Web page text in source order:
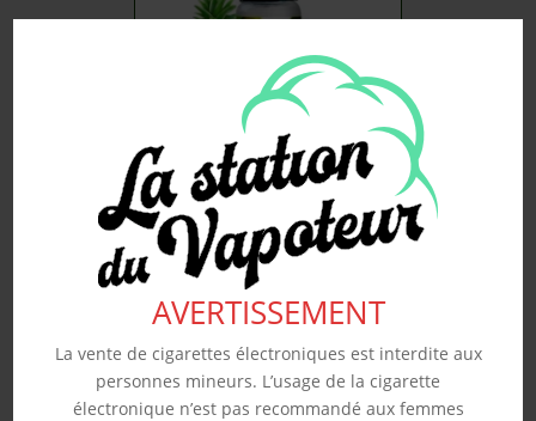
AVERTISSEMENT
La vente de cigarettes électroniques est interdite aux
personnes mineurs. L’usage de la cigarette
électronique n’est pas recommandé aux femmes
ANANAS – ARÔME
REVOLUTE 10ML
4.50€
Souhaits